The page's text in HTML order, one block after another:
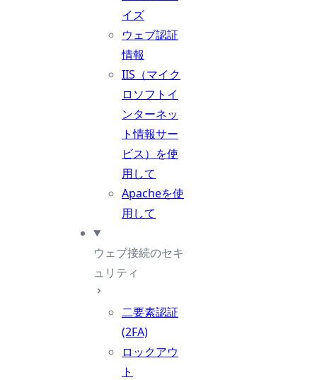
イズ
ウェブ認証
情報
IIS（マイク
ロソフトイ
ンターネッ
ト情報サー
ビス）を使
用して
Apacheを使
用して
ウェブ接続のセキ
ュリティ
二要素認証
(2FA)
ロックアウ
ト